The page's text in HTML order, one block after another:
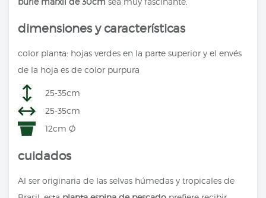
dimensiones y características
color planta: hojas verdes en la parte superior y el envés
de la hoja es de color purpura
25-35cm
25-35cm
12cm Ø
cuidados
Al ser originaria de las selvas húmedas y tropicales de